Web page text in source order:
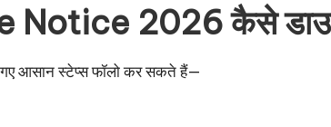
Notice 2026 कैसे
गए आसान स्टेप्स फॉलो कर सकते हैं—